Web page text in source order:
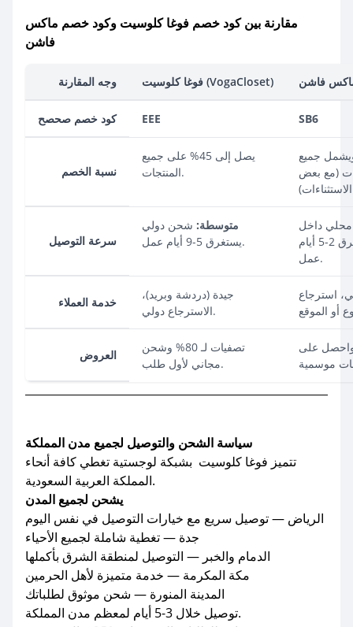
مقارنة بين كود خصم فوغا كلوسيت وكود خصم ماكس
وجه المقارنة فوغا كلوسيت (VogaCloset)
كود خصم صحصح EEE SB6
نسبة الخصم
يصل إلى 45% على جميع
المنتجات.
10% ويشمل جميع
(مع بعض
سرعة التوصيل
متوسطة: شحن دولي
يستغرق 5-9 أيام عمل.
داخل
السعودية يستغرق 2-5 أيام
عمل.
خدمة العملاء
جيدة (دردشة وبريد)،
الاسترجاع دولي.
استرجاع
العروض
تصفيات لـ 80% وشحن
مجاني لأول طلب.
"اشتر 2 واحصل على
تتميز فوغا كلوسيت بشبكة لوجستية تغطي كافة أنحاء
المملكة العربية السعودية.
الرياض — توصيل سريع مع خيارات التوصيل في نفس اليوم
جدة — تغطية شاملة لجميع الأحياء
الدمام والخبر — التوصيل لمنطقة الشرق بأكملها
مكة المكرمة — خدمة متميزة لأهل الحرمين
المدينة المنورة — شحن موثوق لطلباتك
توصيل خلال 3-5 أيام لمعظم مدن المملكة.